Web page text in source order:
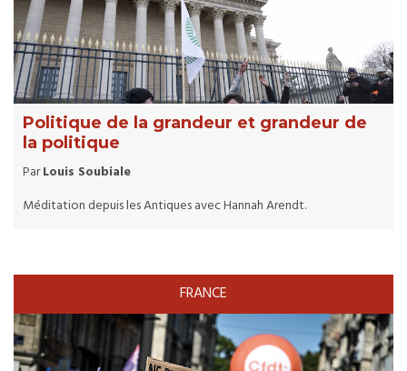
Politique de la grandeur et grandeur de
la politique
ParLouis Soubiale
Méditation depuis les Antiques avec Hannah Arendt.
FRANCE